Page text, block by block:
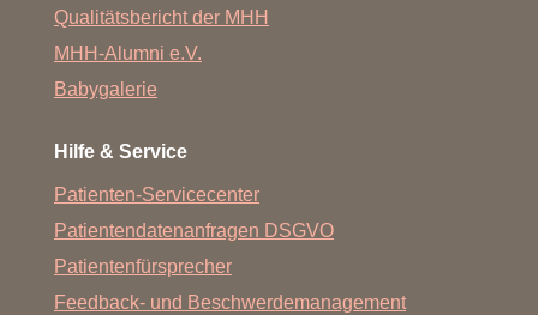
Qualitätsbericht der MHH
MHH-Alumni e.V.
Babygalerie
Hilfe & Service
Patienten-Servicecenter
Patientendatenanfragen DSGVO
Patientenfürsprecher
Feedback- und Beschwerdemanagement